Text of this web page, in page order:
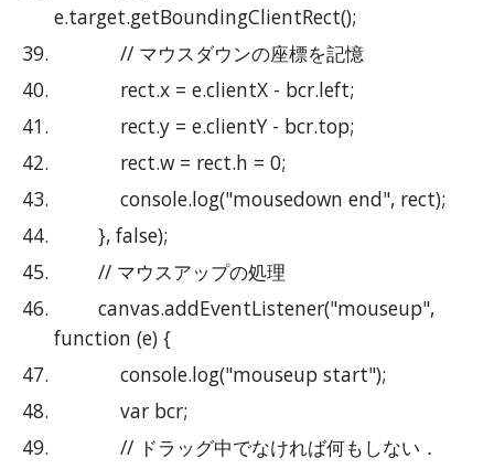
e.target.getBoundingClientRect();
            // マウスダウンの座標を記憶
            rect.x = e.clientX - bcr.left;
            rect.y = e.clientY - bcr.top;
            rect.w = rect.h = 0;
            console.log("mousedown end", rect);
        }, false);
        // マウスアップの処理
        canvas.addEventListener("mouseup",
function (e) {
            console.log("mouseup start");
            var bcr;
            // ドラッグ中でなければ何もしない．